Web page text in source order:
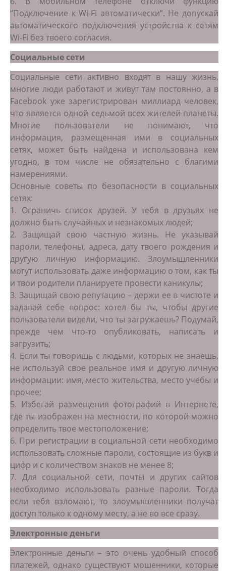
“Подключение к Wi-Fi автоматически”. Не допускай
автоматического подключения устройства к сетям
Wi-Fi без твоего согласия.
Социальные сети
Социальные сети активно входят в нашу жизнь,
многие люди работают и живут там постоянно, а в
Facebook уже зарегистрирован миллиард человек,
что является одной седьмой всех жителей планеты.
Многие пользователи не понимают, что
информация, размещенная ими в социальных
сетях, может быть найдена и использована кем
угодно, в том числе не обязательно с благими
намерениями.
Основные советы по безопасности в социальных
сетях:
1. Ограничь список друзей. У тебя в друзьях не
должно быть случайных и незнакомых людей;
2. Защищай свою частную жизнь. Не указывай
пароли, телефоны, адреса, дату твоего рождения и
другую личную информацию. Злоумышленники
могут использовать даже информацию о том, как ты
и твои родители планируете провести каникулы;
3. Защищай свою репутацию – держи ее в чистоте и
задавай себе вопрос: хотел бы ты, чтобы другие
пользователи видели, что ты загружаешь? Подумай,
прежде чем что-то опубликовать, написать и
загрузить;
4. Если ты говоришь с людьми, которых не знаешь,
не используй свое реальное имя и другую личную
информации: имя, место жительства, место учебы и
прочее;
5. Избегай размещения фотографий в Интернете,
где ты изображен на местности, по которой можно
определить твое местоположение;
6. При регистрации в социальной сети необходимо
использовать сложные пароли, состоящие из букв и
цифр и с количеством знаков не менее 8;
7. Для социальной сети, почты и других сайтов
необходимо использовать разные пароли. Тогда
если тебя взломают, то злоумышленники получат
доступ только к одному месту, а не во все сразу.
Электронные деньги
Электронные деньги – это очень удобный способ
платежей, однако существуют мошенники, которые